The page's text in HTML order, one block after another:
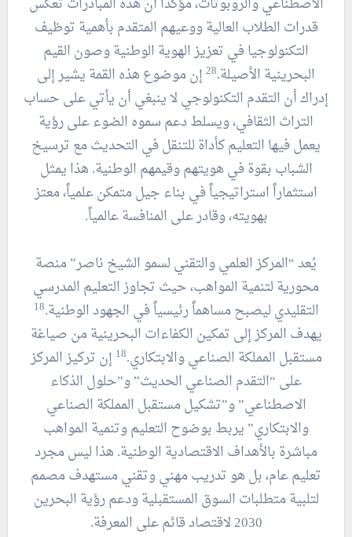
قدرات الطلاب العالية ووعيهم المتقدم بأهمية توظيف
التكنولوجيا في تعزيز الهوية الوطنية وصون القيم
البحرينية الأصيلة.28إن موضوع هذه القمة يشير إلى
إدراك أن التقدم التكنولوجي لا ينبغي أن يأتي على حساب
التراث الثقافي، ويسلط دعم سموه الضوء على رؤية
يعمل فيها التعليم كأداة للتنقل في التحديث مع ترسيخ
الشباب بقوة في هويتهم وقيمهم الوطنية. هذا يمثل
استثماراً استراتيجياً في بناء جيل متمكن علمياً، معتز
بهويته، وقادر على المنافسة عالمياً.
يُعد “المركز العلمي والتقني لسمو الشيخ ناصر” منصة
محورية لتنمية المواهب، حيث تجاوز التعليم المدرسي
التقليدي ليصبح مساهماً رئيسياً في الجهود الوطنية.18
يهدف المركز إلى تمكين الكفاءات البحرينية من صياغة
مستقبل المملكة الصناعي والابتكاري.18 إن تركيز المركز
على “التقدم الصناعي الحديث” و”حلول الذكاء
الاصطناعي” و”تشكيل مستقبل المملكة الصناعي
والابتكاري” يربط بوضوح التعليم وتنمية المواهب
مباشرة بالأهداف الاقتصادية الوطنية. هذا ليس مجرد
تعليم عام، بل هو تدريب مهني وتقني مستهدف مصمم
لتلبية متطلبات السوق المستقبلية ودعم رؤية البحرين
2030 لاقتصاد قائم على المعرفة.